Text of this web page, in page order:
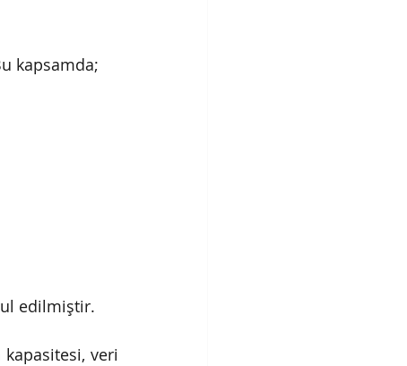
kapsamda;
edilmiştir.
veri